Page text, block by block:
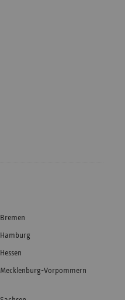
Bremen
Hamburg
Hessen
Mecklenburg-Vorpommern